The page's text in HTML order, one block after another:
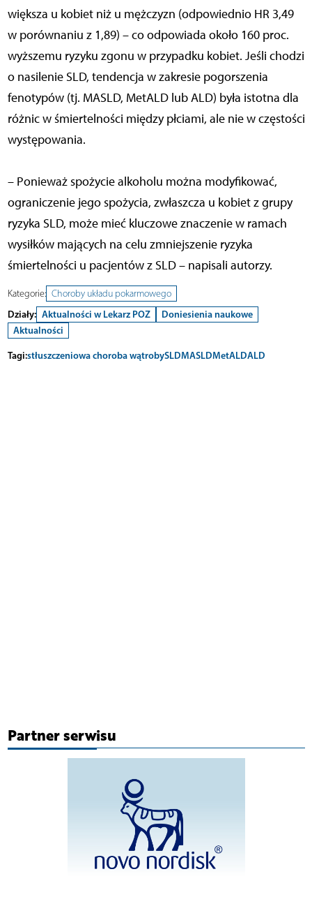
większa u kobiet niż u mężczyzn (odpowiednio HR 3,49
w porównaniu z 1,89) – co odpowiada około 160 proc.
wyższemu ryzyku zgonu w przypadku kobiet. Jeśli chodzi
o nasilenie SLD, tendencja w zakresie pogorszenia
fenotypów (tj. MASLD, MetALD lub ALD) była istotna dla
różnic w śmiertelności między płciami, ale nie w częstości
występowania.
– Ponieważ spożycie alkoholu można modyfikować,
ograniczenie jego spożycia, zwłaszcza u kobiet z grupy
ryzyka SLD, może mieć kluczowe znaczenie w ramach
wysiłków mających na celu zmniejszenie ryzyka
śmiertelności u pacjentów z SLD – napisali autorzy.
Kategorie: Choroby układu pokarmowego
Działy: Aktualności w Lekarz POZ
Doniesienia naukowe
Aktualności
Tagi:stłuszczeniowa choroba wątrobySLDMASLDMetALDALD
Partner serwisu